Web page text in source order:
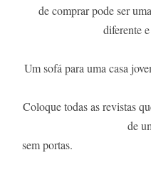
de comprar pode ser
diferente
Um sofá para uma casa
Coloque todas as revistas
de
sem portas.